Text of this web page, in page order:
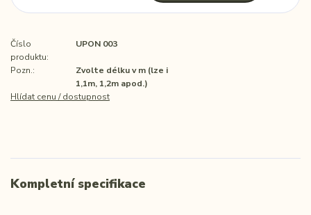
Číslo
produktu:
UPON 003
Pozn.:
Zvolte délku v m (lze i
1,1m, 1,2m apod.)
Hlídat cenu / dostupnost
Kompletní specifikace